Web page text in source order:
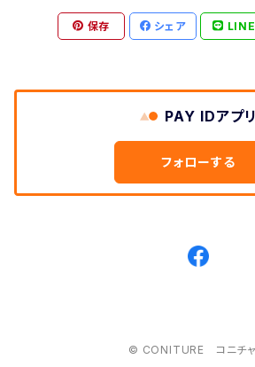
保存 シェア LINE
PAY IDアプリ
フォローする
© CONITURE コニチ